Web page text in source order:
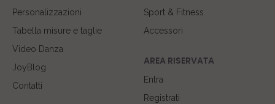
Personalizzazioni
Tabella misure e taglie
Video Danza
JoyBlog
Contatti
Sport & Fitness
Accessori
AREA RISERVATA
Entra
Registrati